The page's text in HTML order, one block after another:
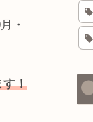
・
す！